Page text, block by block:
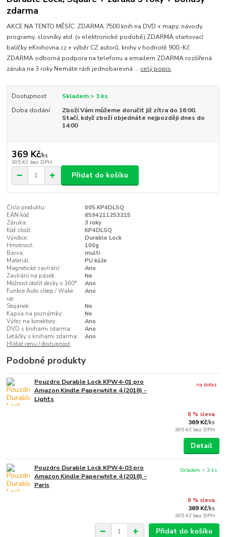
zdarma
AKCE NA TENTO MĚSÍC: ZDARMA 7500 knih na DVD + mapy, návody,
programy, slovníky atd. (v elektronické podobě) ZDARMA startovací
balíčky eKnihovna.cz + výběr CZ autorů, knihy v hodnotě 900,-Kč
ZDARMA odborná podpora na telefonu a emailem ZDARMA rozšířená
záruka na 3 roky Nemáte rádi jednobarevná ... celý popis
Dostupnost
Skladem > 3 ks
Doba dodání
Zboží Vám můžeme doručit již zítra do 16:00.
Stačí, když zboží objednáte nejpozději dnes do
14:00
369 Kč/ks
305 Kč bez DPH
Přidat do košíku
Číslo produktu:
005.KP4DLSQ
EAN kód:
8594211253215
Záruka:
3 roky
Kód zboží:
KP4DLSQ
Výrobce:
Durable Lock
Hmotnost:
100g
Barva:
multi
Materiál:
PU kůže
Magnetické zavírání:
Ano
Zavírání na pásek:
Ne
Možnost otočit desky o 360°:
Ano
Funkce Auto sleep / Wake
up:
Ano
Stojánek:
Ne
Kapsa na poznámky:
Ne
Výřez na konektory:
Ano
DVD s knihami zdarma:
Ano
Letáčky s knihami zdarma:
Ano
Hlídat cenu / dostupnost
Podobné produkty
Pouzdro Durable Lock KPW4-01 pro
Amazon Kindle Paperwhite 4 (2018) -
Lights
8 % sleva
369 Kč/ks
305 Kč bez DPH
na dotaz
Detail
Pouzdro Durable Lock KPW4-03 pro
Amazon Kindle Paperwhite 4 (2018) -
Paris
8 % sleva
369 Kč/ks
305 Kč bez DPH
Skladem > 3 ks
Přidat do košíku